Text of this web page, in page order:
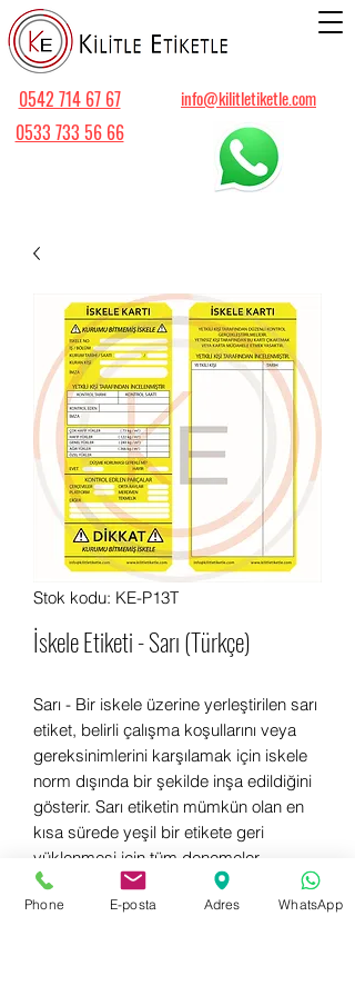
info@kilitletiketle.com
0542 714 67 67
0533 733 56 66
Stok kodu: KE-P13T
İskele Etiketi - Sarı (Türkçe)
Sarı - Bir iskele üzerine yerleştirilen sarı
etiket, belirli çalışma koşullarını veya
gereksinimlerini karşılamak için iskele
norm dışında bir şekilde inşa edildiğini
gösterir. Sarı etiketin mümkün olan en
kısa sürede yeşil bir etikete geri
yüklenmesi için tüm denemeler
yapılmalıdır.
Phone E-posta Adres WhatsApp